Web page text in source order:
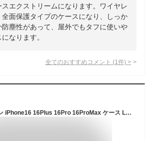
エクストリームになります。ワイヤレ
全面保護タイプのケースになり、しっか
防塵性があって、屋外でもタフに使いや
なります。
全てのおすすめコメント (1 件) >
ランバン コレクション iPhone16 16Plus 16Pro 16ProMax ケース LANVIN COLLECTION - Wrap Case with MagSafe Card Wallet for iPhoneスマホケース カバー ブランド